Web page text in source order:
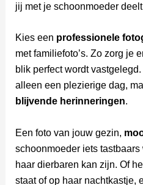
jij met je schoonmoeder
Kies een professionele
met familiefoto’s. Zo zorg je
blik perfect wordt
alleen een plezierige dag,
blijvende herinneringen.
Een foto van jouw gezin,
schoonmoeder iets
haar dierbaren kan zijn. Of
staat of op haar nachtkastje,